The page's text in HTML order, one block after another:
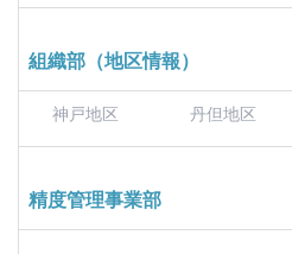
組織部（地区情報）
神戸地区 丹但地区
精度管理事業部